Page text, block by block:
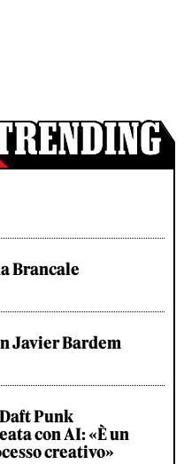
Brancale
Javier Bardem
Punk
con AI: «È un
creativo»